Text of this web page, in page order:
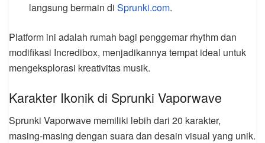
langsung bermain diSprunki.com.
Platform ini adalah rumah bagi penggemar rhythm dan
modifikasi Incredibox, menjadikannya tempat ideal untuk
mengeksplorasi kreativitas musik.
Karakter Ikonik di Sprunki Vaporwave
Sprunki Vaporwave memiliki lebih dari 20 karakter,
masing-masing dengan suara dan desain visual yang unik.